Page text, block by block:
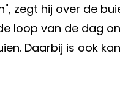
zegt hij over de
loop van de dag
Daarbij is ook